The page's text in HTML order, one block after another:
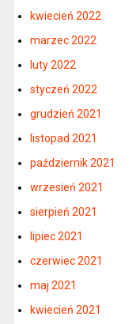
kwiecień 2022
marzec 2022
luty 2022
styczeń 2022
grudzień 2021
listopad 2021
październik 2021
wrzesień 2021
sierpień 2021
lipiec 2021
czerwiec 2021
maj 2021
kwiecień 2021